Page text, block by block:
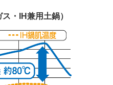
・IH兼用土鍋）